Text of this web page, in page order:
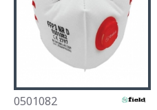
0501082